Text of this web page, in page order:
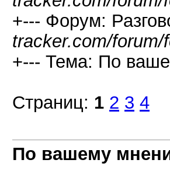
+--- Форум:
tracker.com/
+--- Тема: По
Страниц: 1 2 3 4
По вашему